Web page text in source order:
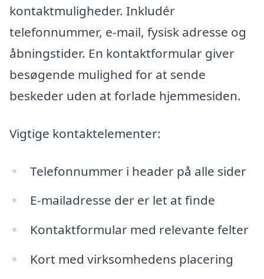
kontaktmuligheder. Inkludér
telefonnummer, e-mail, fysisk adresse og
åbningstider. En kontaktformular giver
besøgende mulighed for at sende
beskeder uden at forlade hjemmesiden.
Vigtige kontaktelementer:
Telefonnummer i header på alle sider
E-mailadresse der er let at finde
Kontaktformular med relevante felter
Kort med virksomhedens placering